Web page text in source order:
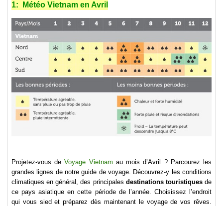
1: Météo Vietnam en Avril
Projetez-vous deVoyage Vietnam au mois d’Avril ? Parcourez les
grandes lignes de notre guide de voyage. Découvrez-y les conditions
climatiques en général, des principales destinations touristiquesde
ce pays asiatique en cette période de l’année. Choisissez l’endroit
qui vous sied et préparez dès maintenant le voyage de vos rêves.